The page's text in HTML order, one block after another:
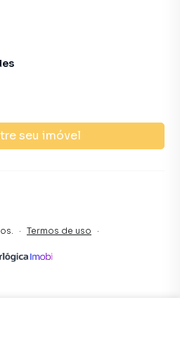
seu imóvel
· Termos de uso ·